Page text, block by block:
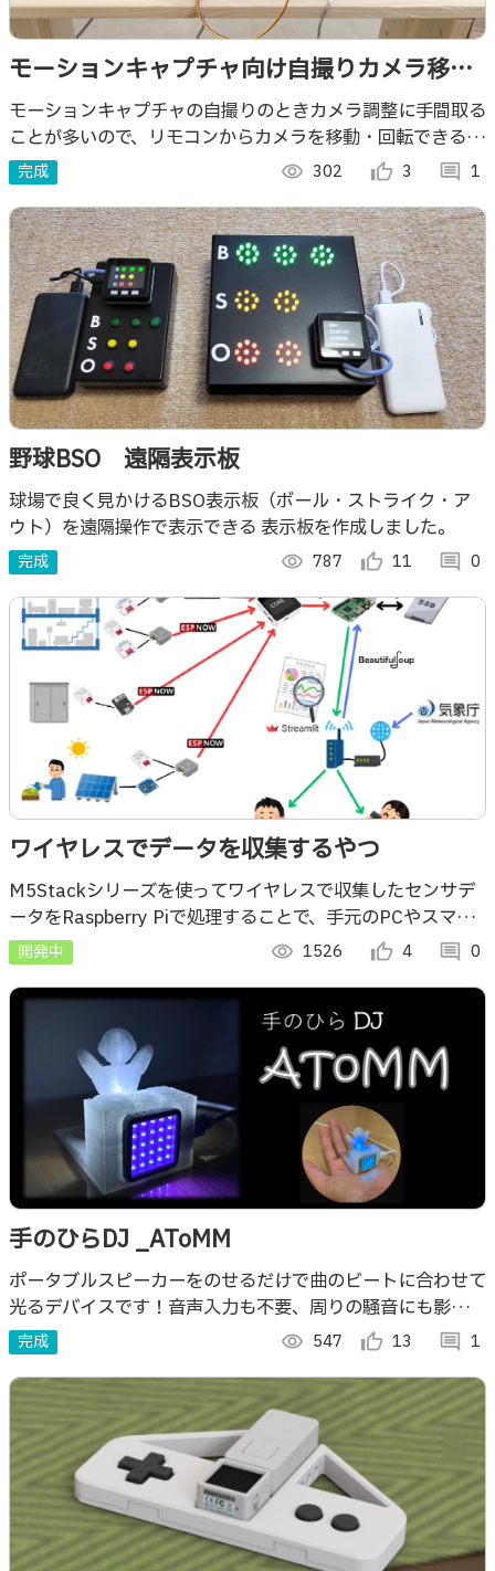
モーションキャプチャ向け自撮りカメラ移動
台車
モーションキャプチャの自撮りのときカメラ調整に手間取る
ことが多いので、リモコンからカメラを移動・回転できるよ
うにしました。M5Atom Lite + Atom Motion。
完成 visibility 302 thumb_up_alt 3 comment 1
野球BSO 遠隔表示板
球場で良く見かけるBSO表示板（ボール・ストライク・ア
ウト）を遠隔操作で表示できる 表示板を作成しました。
完成 visibility 787 thumb_up_alt 11 comment 0
ワイヤレスでデータを収集するやつ
M5Stackシリーズを使ってワイヤレスで収集したセンサデ
ータをRaspberry Piで処理することで、手元のPCやスマホ
で確認できるようにするシステムを開発中です。
開発中 visibility 1526 thumb_up_alt 4 comment 0
手のひらDJ _AToMM
ポータブルスピーカーをのせるだけで曲のビートに合わせて
光るデバイスです！音声入力も不要、周りの騒音にも影響さ
れません。シンプルで作るのも簡単です。
完成 visibility 547 thumb_up_alt 13 comment 1